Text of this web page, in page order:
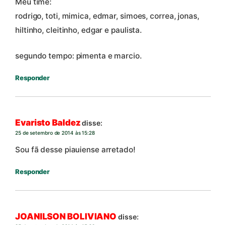
Meu time:
rodrigo, toti, mimica, edmar, simoes, correa, jonas,
hiltinho, cleitinho, edgar e paulista.
segundo tempo: pimenta e marcio.
Responder
Evaristo Baldez disse:
25 de setembro de 2014 às 15:28
Sou fã desse piauiense arretado!
Responder
JOANILSON BOLIVIANO disse: